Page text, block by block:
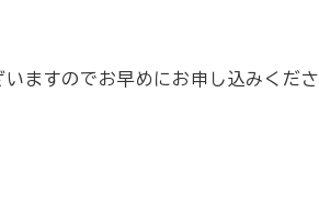
ますのでお早めにお申し込みくださ